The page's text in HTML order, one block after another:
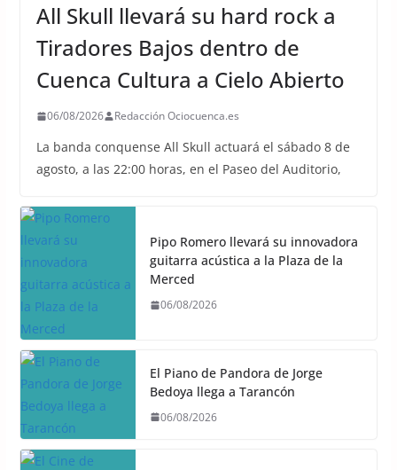
All Skull llevará su hard rock a
Tiradores Bajos dentro de
Cuenca Cultura a Cielo Abierto
06/08/2026 Redacción Ociocuenca.es
La banda conquense All Skull actuará el sábado 8 de
agosto, a las 22:00 horas, en el Paseo del Auditorio,
Pipo Romero llevará su innovadora
guitarra acústica a la Plaza de la
Merced
06/08/2026
El Piano de Pandora de Jorge
Bedoya llega a Tarancón
06/08/2026